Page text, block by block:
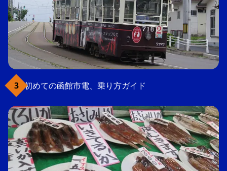
初めての函館市電、乗り方ガイド